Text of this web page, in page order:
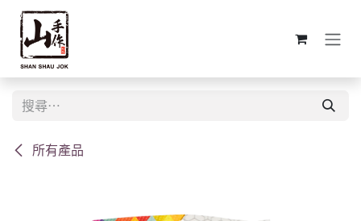
跳至內容
所有產品